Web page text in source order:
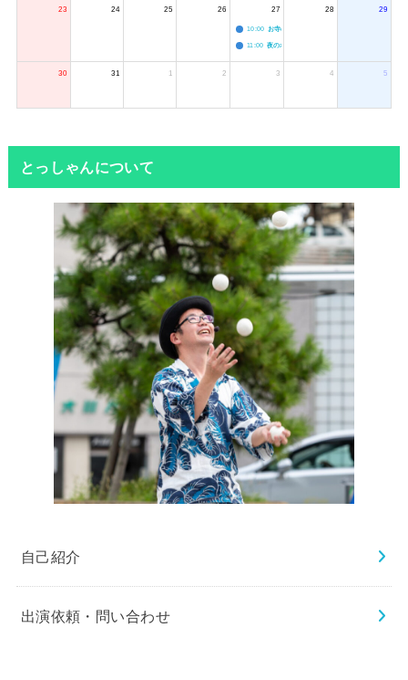
23 24 25 26 27
10:00 お寺のジャグリング教室
11:00 夜のボードゲーム会
28 29
30 31 1 2 3 4 5
とっしゃんについて
自己紹介
出演依頼・問い合わせ